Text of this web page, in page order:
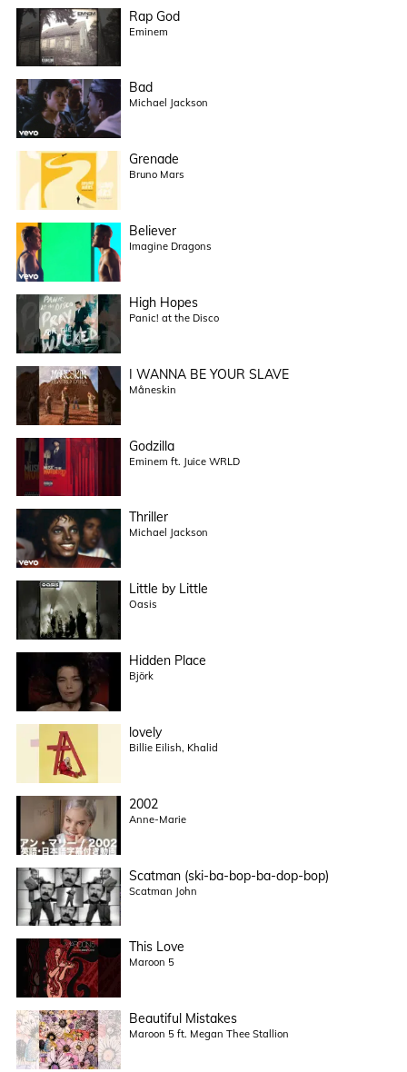
Rap God
Eminem
Bad
Michael Jackson
Grenade
Bruno Mars
Believer
Imagine Dragons
High Hopes
Panic! at the Disco
I WANNA BE YOUR SLAVE
Måneskin
Godzilla
Eminem ft. Juice WRLD
Thriller
Michael Jackson
Little by Little
Oasis
Hidden Place
Björk
lovely
Billie Eilish, Khalid
2002
Anne-Marie
Scatman (ski-ba-bop-ba-dop-bop)
Scatman John
This Love
Maroon 5
Beautiful Mistakes
Maroon 5 ft. Megan Thee Stallion